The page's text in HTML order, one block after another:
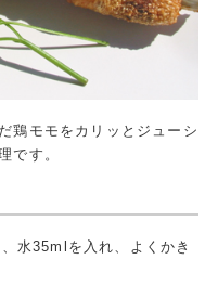
鶏モモをカリッとジューシ
です。
水35mlを入れ、よくかき